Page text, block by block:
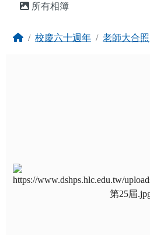
所有相簿
回首頁
校慶六十週年 老師大合照